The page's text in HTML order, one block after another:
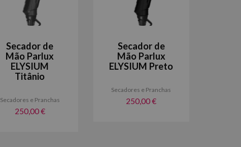
Secador de
Mão Parlux
ELYSIUM
Titânio
Secadores e Pranchas
250,00 €
Secador de
Mão Parlux
ELYSIUM Preto
Secadores e Pranchas
250,00 €